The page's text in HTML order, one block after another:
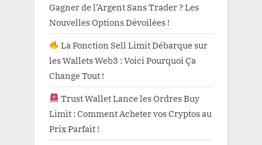
Gagner de l’Argent Sans Trader ? Les
Nouvelles Options Dévoilées !
La Fonction Sell Limit Débarque sur
les Wallets Web3 : Voici Pourquoi Ça
Change Tout !
Trust Wallet Lance les Ordres Buy
Limit : Comment Acheter vos Cryptos au
Prix Parfait !